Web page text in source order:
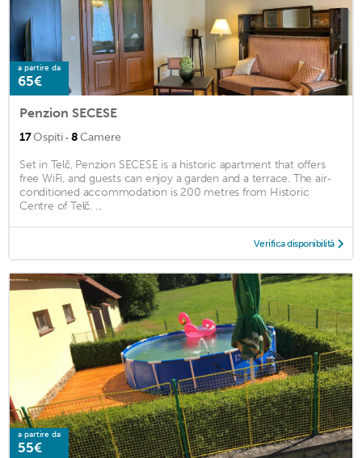
a partire da
65€
Penzion SECESE
17Ospiti · 8Camere
Set in Telč, Penzion SECESE is a historic apartment that offers
free WiFi, and guests can enjoy a garden and a terrace. The air-
conditioned accommodation is 200 metres from Historic
Centre of Telč. ...
Verifica disponibilità
a partire da
55€